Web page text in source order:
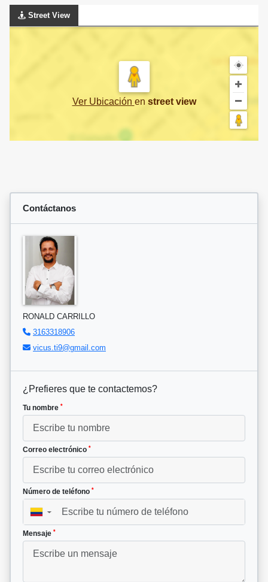
Street View
Ver Ubicación en street view
Contáctanos
RONALD CARRILLO
3163318906
vicus.ti9@gmail.com
¿Prefieres que te contactemos?
Tu nombre *
Correo electrónico *
Número de teléfono *
▼
Mensaje *